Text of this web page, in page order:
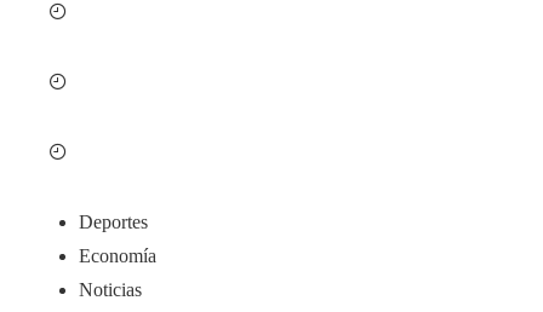
Deportes
Economía
Noticias